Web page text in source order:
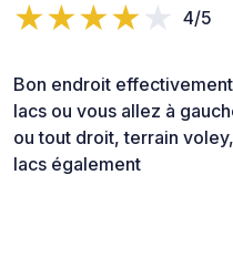
4/5
Bon endroit
lacs ou vous allez à
ou tout droit, terrain
lacs également